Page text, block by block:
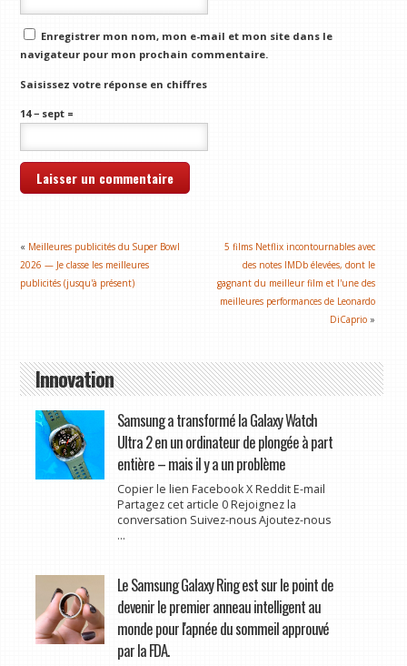
Enregistrer mon nom, mon e-mail et mon site dans le
navigateur pour mon prochain commentaire.
Saisissez votre réponse en chiffres
14 − sept =
« Meilleures publicités du Super Bowl
2026 — Je classe les meilleures
publicités (jusqu'à présent)
5 films Netflix incontournables avec
des notes IMDb élevées, dont le
gagnant du meilleur film et l'une des
meilleures performances de Leonardo
DiCaprio »
Innovation
Samsung a transformé la Galaxy Watch
Ultra 2 en un ordinateur de plongée à part
entière – mais il y a un problème
Copier le lien Facebook X Reddit E-mail
Partagez cet article 0 Rejoignez la
conversation Suivez-nous Ajoutez-nous
...
Le Samsung Galaxy Ring est sur le point de
devenir le premier anneau intelligent au
monde pour l'apnée du sommeil approuvé
par la FDA.